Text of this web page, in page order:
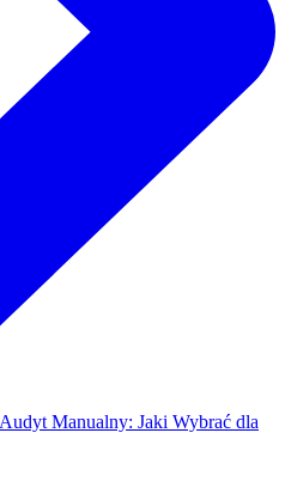
Manualny: Jaki Wybrać dla